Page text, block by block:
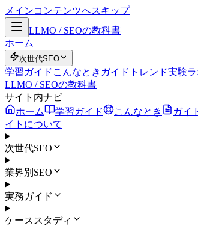
メインコンテンツへスキップ
LLMO / SEOの教科書
ホーム
次世代SEO
学習ガイド こんなとき ガイド トレンド実験
LLMO / SEOの教科書
サイト内ナビ
ホーム
学習ガイド こんなとき ガイ
イトについて
次世代SEO
業界別SEO
実務ガイド
ケーススタディ